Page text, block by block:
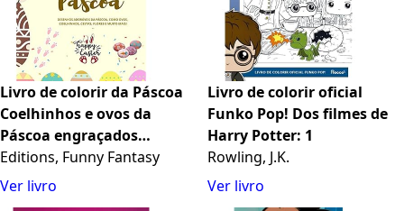
Livro de colorir da Páscoa
Coelhinhos e ovos da
Páscoa engraçados
Presente perfeito para
crianças e adolescentes:
Editions, Funny Fantasy
Ver livro
Livro de colorir oficial
Funko Pop! Dos filmes de
Harry Potter: 1
Rowling, J.K.
Ver livro